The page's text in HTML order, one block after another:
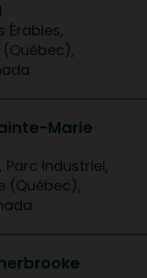
Érables,
Marie
Parc Industriel,
(Québec),